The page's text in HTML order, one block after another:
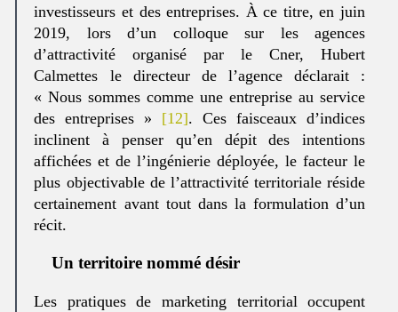
investisseurs et des entreprises. À ce titre, en juin
2019, lors d’un colloque sur les agences
d’attractivité organisé par le Cner, Hubert
Calmettes le directeur de l’agence déclarait :
« Nous sommes comme une entreprise au service
des entreprises » [12]. Ces faisceaux d’indices
inclinent à penser qu’en dépit des intentions
affichées et de l’ingénierie déployée, le facteur le
plus objectivable de l’attractivité territoriale réside
certainement avant tout dans la formulation d’un
récit.
Un territoire nommé désir
Les pratiques de marketing territorial occupent